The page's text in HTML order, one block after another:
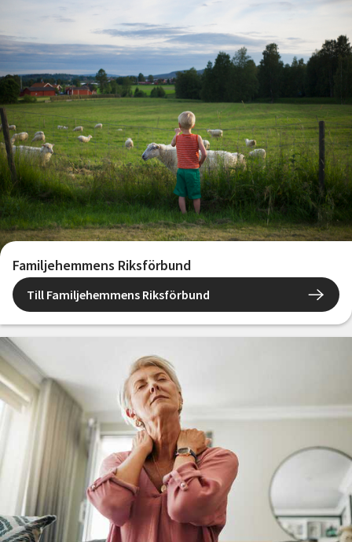
Familjehemmens Riksförbund
Till Familjehemmens Riksförbund